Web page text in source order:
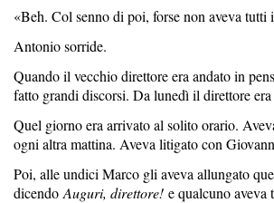
«Beh. Col senno di poi, forse non aveva tutti
Antonio sorride.
Quando il vecchio direttore era andato in
fatto grandi discorsi. Da lunedì il direttore
Quel giorno era arrivato al solito orario.
ogni altra mattina. Aveva litigato con
Poi, alle undici Marco gli aveva allungato
dicendo Auguri, direttore! e qualcuno aveva